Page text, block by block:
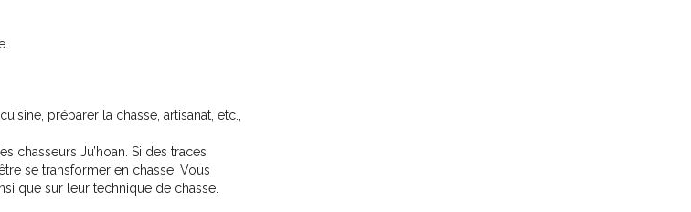
préparer la chasse, artisanat, etc.,
chasseurs Ju’hoan. Si des traces
se transformer en chasse. Vous
que sur leur technique de chasse.